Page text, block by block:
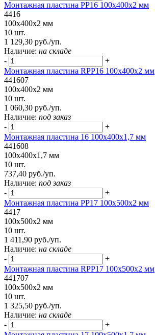
Монтажная пластина PP16 100x400x2 мм
4416
100x400x2 мм
10 шт.
1 129,30 руб./уп.
Наличие: на складе
-
+
Монтажная пластина RPP16 100x400x2 мм
441607
100x400x2 мм
10 шт.
1 060,30 руб./уп.
Наличие: под заказ
-
+
Монтажная пластина 16 100x400x1,7 мм
441608
100x400x1,7 мм
10 шт.
737,40 руб./уп.
Наличие: под заказ
-
+
Монтажная пластина РР17 100x500x2 мм
4417
100x500x2 мм
10 шт.
1 411,90 руб./уп.
Наличие: на складе
-
+
Монтажная пластина RPP17 100x500x2 мм
441707
100x500x2 мм
10 шт.
1 325,50 руб./уп.
Наличие: на складе
-
+